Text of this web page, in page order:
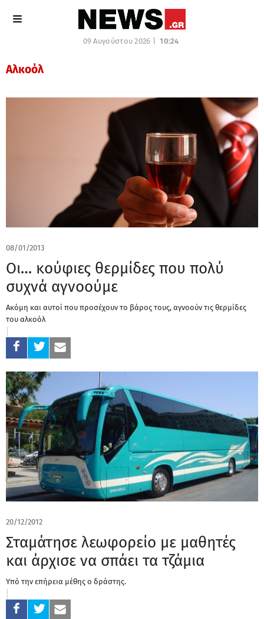
09 Αυγούστου 2026 | 10:24
Αλκοόλ
08/01/2013
Οι… κούφιες θερμίδες που πολύ
συχνά αγνοούμε
Ακόμη και αυτοί που προσέχουν το βάρος τους, αγνοούν τις θερμίδες
του αλκοόλ
20/12/2012
Σταμάτησε λεωφορείο με μαθητές
και άρχισε να σπάει τα τζάμια
Υπό την επήρεια μέθης ο δράστης.